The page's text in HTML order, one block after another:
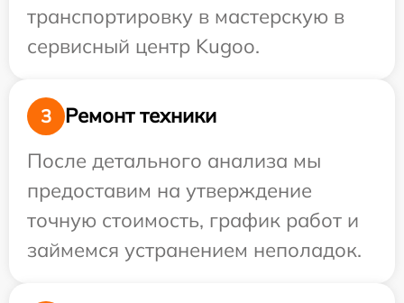
транспортировку в мастерскую в
сервисный центр Kugoo.
3
Ремонт техники
После детального анализа мы
предоставим на утверждение
точную стоимость, график работ и
займемся устранением неполадок.